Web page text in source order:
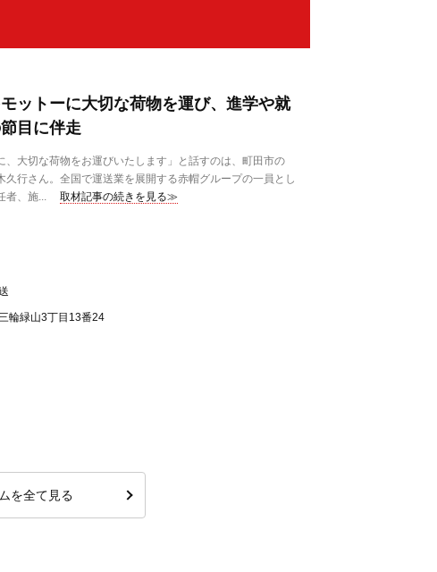
モットーに大切な荷物を運び、進学や就
目に伴走
大切な荷物をお運びいたします」と話すのは、町田市の
久行さん。全国で運送業を展開する赤帽グループの一員とし
者、施...
取材記事の続きを見る≫
輪緑山3丁目13番24
を全て見る